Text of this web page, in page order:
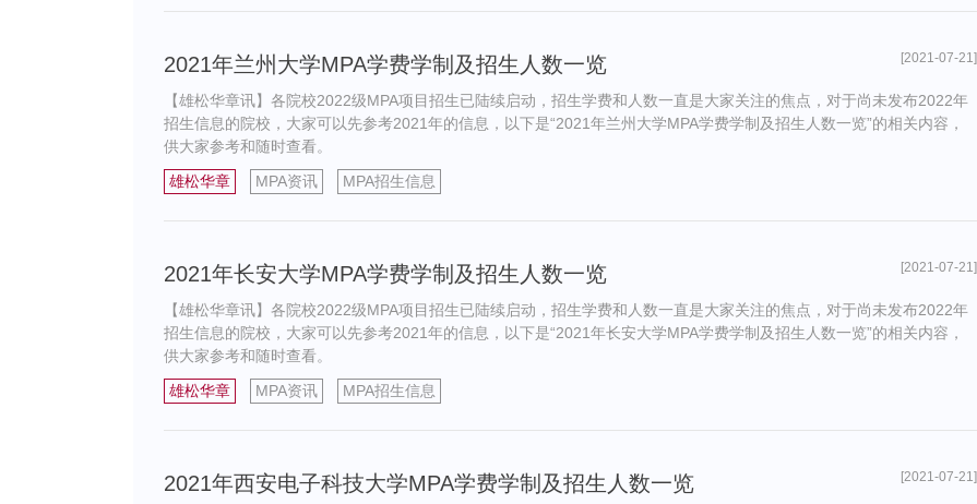
2021年兰州大学MPA学费学制及招生人数一览 [2021-07-21]
【雄松华章讯】各院校2022级MPA项目招生已陆续启动，招生学费和人数一直是大家关注的焦点，对于尚未发布2022年
招生信息的院校，大家可以先参考2021年的信息，以下是“2021年兰州大学MPA学费学制及招生人数一览”的相关内容，
供大家参考和随时查看。
雄松华章
MPA资讯 MPA招生信息
2021年长安大学MPA学费学制及招生人数一览 [2021-07-21]
【雄松华章讯】各院校2022级MPA项目招生已陆续启动，招生学费和人数一直是大家关注的焦点，对于尚未发布2022年
招生信息的院校，大家可以先参考2021年的信息，以下是“2021年长安大学MPA学费学制及招生人数一览”的相关内容，
供大家参考和随时查看。
雄松华章
MPA资讯 MPA招生信息
2021年西安电子科技大学MPA学费学制及招生人数一览 [2021-07-21]